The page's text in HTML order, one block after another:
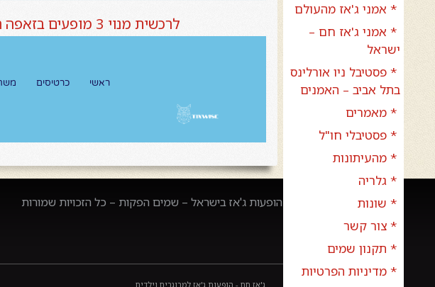
* אמני ג'אז מהעולם
* אמני ג'אז חם –
ישראל
* פסטיבל ניו אורלינס
בתל אביב – האמנים
* מאמרים
* פסטיבלי חו"ל
* מהעיתונות
* גלריה
* שונות
* צור קשר
* תקנון שמים
* מדיניות הפרטיות
לרכשית מנוי 3 מופעים בזאפה הרצליה בחר את כמות המנויים הרצויה כאן למטה
הופעות ג'אז בישראל – שמים הפקות – כל הזכויות שמורות
ג'אז חם - הופעות ג'אז למבוגרים וילדים